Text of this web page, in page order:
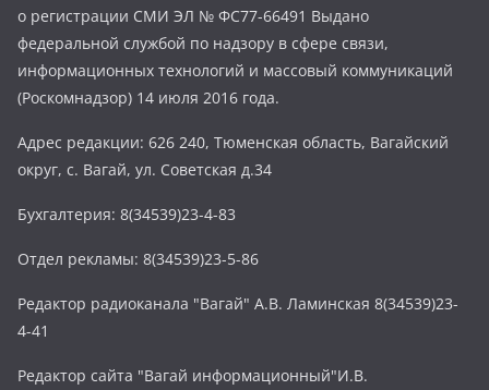
о регистрации СМИ ЭЛ № ФС77-66491 Выдано
федеральной службой по надзору в сфере связи,
информационных технологий и массовый коммуникаций
(Роскомнадзор) 14 июля 2016 года.
Адрес редакции: 626 240, Тюменская область, Вагайский
округ, с. Вагай, ул. Советская д.34
Бухгалтерия: 8(34539)23-4-83
Отдел рекламы: 8(34539)23-5-86
Редактор радиоканала "Вагай" А.В. Ламинская 8(34539)23-
4-41
Редактор сайта "Вагай информационный"И.В.